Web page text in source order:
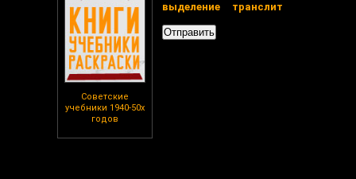
Советские
учебники 1940-50х
годов
выделение транслит